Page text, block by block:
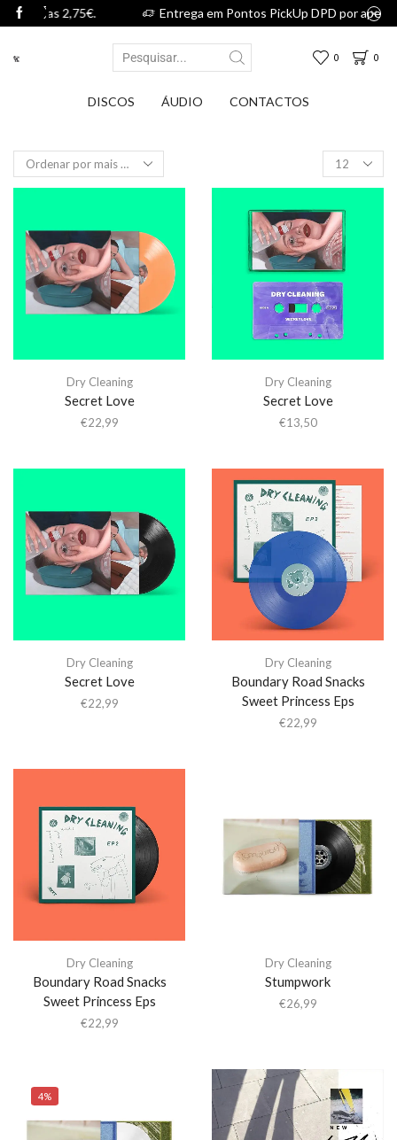
Entrega em Pontos PickUp DPD por apenas 2,75€.
0 0
DISCOS ÁUDIO CONTACTOS
Dry Cleaning
Secret Love
€22,99
Dry Cleaning
Secret Love
€13,50
Dry Cleaning
Secret Love
€22,99
Dry Cleaning
Boundary Road Snacks
Sweet Princess Eps
€22,99
Dry Cleaning
Boundary Road Snacks
Sweet Princess Eps
€22,99
Dry Cleaning
Stumpwork
€26,99
4%